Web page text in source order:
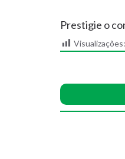
Prestigie o
Visualizações: